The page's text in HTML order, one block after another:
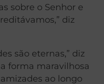
sobre o Senhor e
diz
são eternas,” diz
forma maravilhosa
ao longo